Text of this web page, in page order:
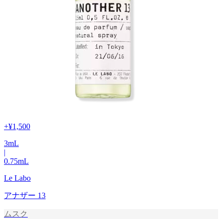
+¥1,500
3mL
|
0.75mL
Le Labo
アナザー 13
ムスク